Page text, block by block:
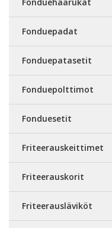
Fonduepadat
Fonduepatasetit
Fonduepolttimot
Fonduesetit
Friteerauskeittimet
Friteerauskorit
Friteerausläviköt